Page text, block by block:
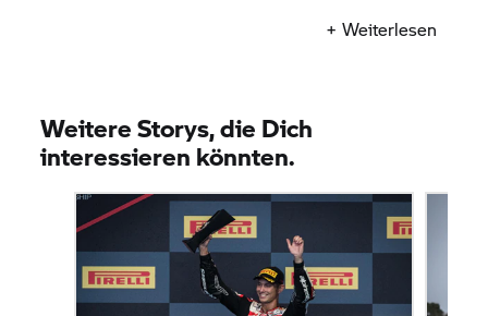
+ Weiterlesen
Weitere Storys, die Dich
interessieren könnten.